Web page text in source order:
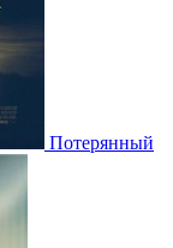
Потерянный